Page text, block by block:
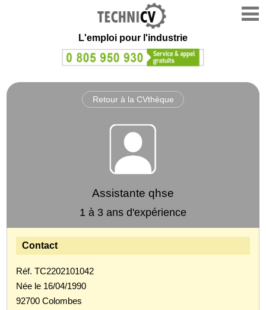
L'emploi pour l'industrie
Retour à la CVthèque
Assistante qhse
1 à 3 ans d'expérience
Contact
Réf. TC2202101042
Née le 16/04/1990
92700 Colombes